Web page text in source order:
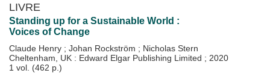
LIVRE
Standing up for a Sustainable World :
Voices of Change
Claude Henry ; Johan Rockström ; Nicholas Stern
Cheltenham, UK : Edward Elgar Publishing Limited ; 2020
1 vol. (462 p.)